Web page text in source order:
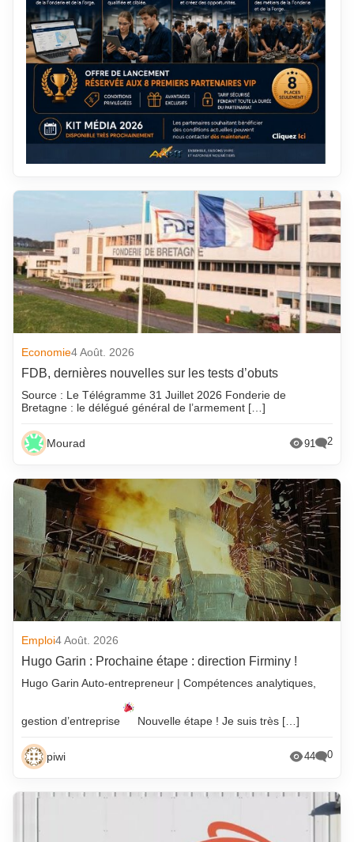
Economie4 Août. 2026
FDB, dernières nouvelles sur les tests d’obuts
Source : Le Télégramme 31 Juillet 2026 Fonderie de
Bretagne : le délégué général de l’armement […]
Mourad 91 2
Emploi4 Août. 2026
Hugo Garin : Prochaine étape : direction Firminy !
Hugo Garin Auto-entrepreneur | Compétences analytiques,
gestion d’entreprise Nouvelle étape ! Je suis très […]
piwi 44 0